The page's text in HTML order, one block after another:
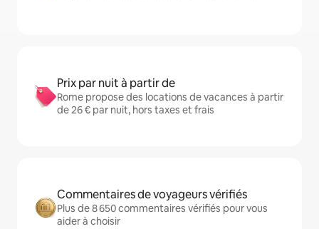
Prix par nuit à partir de
Rome propose des locations de vacances à partir
de 26 € par nuit, hors taxes et frais
Commentaires de voyageurs vérifiés
Plus de 8 650 commentaires vérifiés pour vous
aider à choisir